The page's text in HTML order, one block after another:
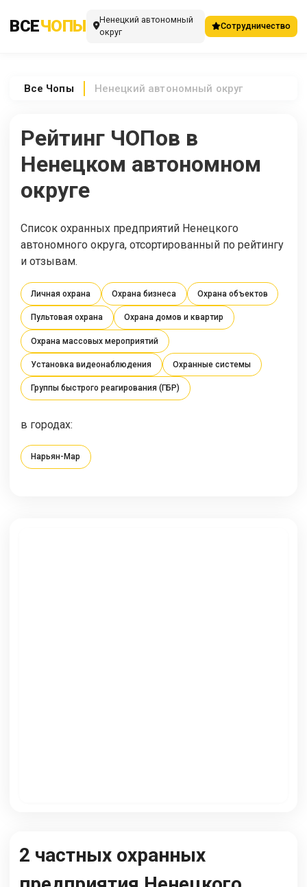
ВСЕЧОПЫ
Ненецкий автономный
округ
Сотрудничество
Все Чопы Ненецкий автономный округ
Рейтинг ЧОПов в
Ненецком автономном
округе
Список охранных предприятий Ненецкого
автономного округа, отсортированный по рейтингу
и отзывам.
Личная охрана Охрана бизнеса Охрана объектов
Пультовая охрана Охрана домов и квартир
Охрана массовых мероприятий
Установка видеонаблюдения Охранные системы
Группы быстрого реагирования (ГБР)
в городах:
Нарьян-Мар
2 частных охранных